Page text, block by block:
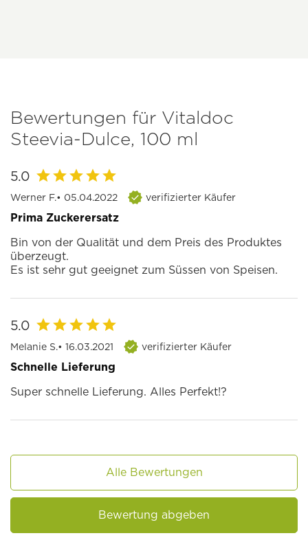
Bewertungen für Vitaldoc
Steevia-Dulce, 100 ml
5.0
Werner F.• 05.04.2022 verifizierter Käufer
Prima Zuckerersatz
Bin von der Qualität und dem Preis des Produktes
überzeugt.
Es ist sehr gut geeignet zum Süssen von Speisen.
5.0
Melanie S.• 16.03.2021 verifizierter Käufer
Schnelle Lieferung
Super schnelle Lieferung. Alles Perfekt!?
Alle Bewertungen
Bewertung abgeben